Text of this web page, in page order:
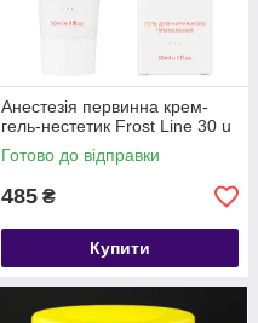
Анестезія первинна крем-
гель-нестетик Frost Line 30 u
Готово до відправки
485 ₴
Купити